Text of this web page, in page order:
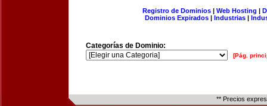
Registro de Dominios| Web Hosting |
Dominios Expirados | Industrias |
Categorías de Dominio:
[Pág.
** Precios